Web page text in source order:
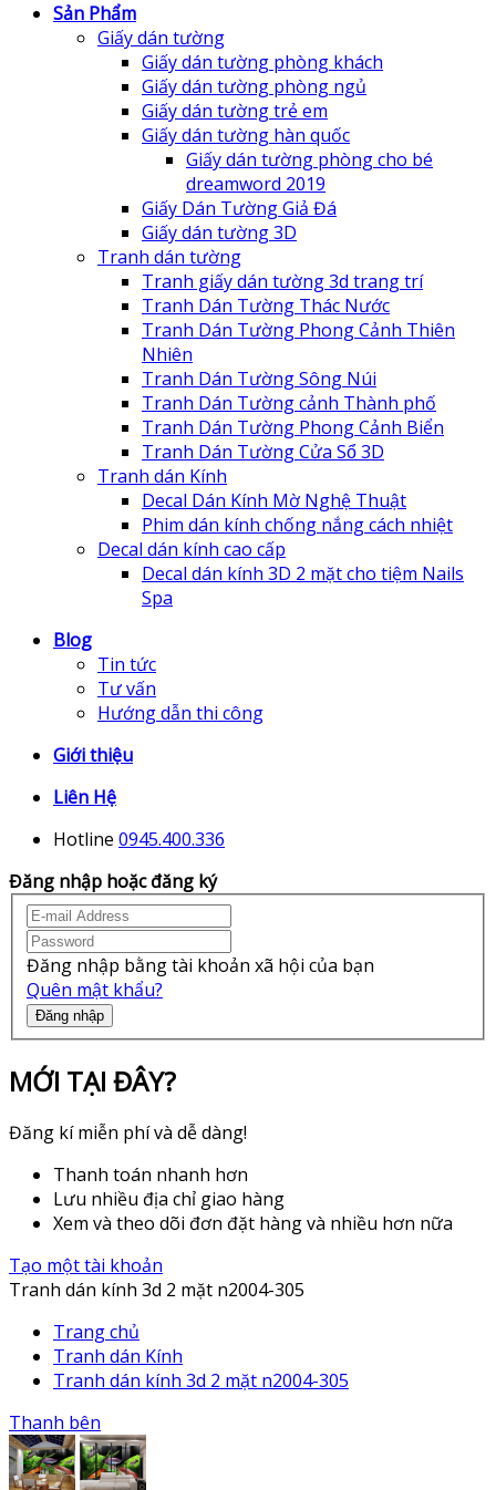
Sản Phẩm
Giấy dán tường
Giấy dán tường phòng khách
Giấy dán tường phòng ngủ
Giấy dán tường trẻ em
Giấy dán tường hàn quốc
Giấy dán tường phòng cho bé
dreamword 2019
Giấy Dán Tường Giả Đá
Giấy dán tường 3D
Tranh dán tường
Tranh giấy dán tường 3d trang trí
Tranh Dán Tường Thác Nước
Tranh Dán Tường Phong Cảnh Thiên
Nhiên
Tranh Dán Tường Sông Núi
Tranh Dán Tường cảnh Thành phố
Tranh Dán Tường Phong Cảnh Biển
Tranh Dán Tường Cửa Sổ 3D
Tranh dán Kính
Decal Dán Kính Mờ Nghệ Thuật
Phim dán kính chống nắng cách nhiệt
Decal dán kính cao cấp
Decal dán kính 3D 2 mặt cho tiệm Nails
Spa
Blog
Tin tức
Tư vấn
Hướng dẫn thi công
Giới thiệu
Liên Hệ
Hotline 0945.400.336
Đăng nhập hoặc đăng ký
Đăng nhập bằng tài khoản xã hội của bạn
Quên mật khẩu?
Đăng nhập
MỚI TẠI ĐÂY?
Đăng kí miễn phí và dễ dàng!
Thanh toán nhanh hơn
Lưu nhiều địa chỉ giao hàng
Xem và theo dõi đơn đặt hàng và nhiều hơn nữa
Tạo một tài khoản
Tranh dán kính 3d 2 mặt n2004-305
Trang chủ
Tranh dán Kính
Tranh dán kính 3d 2 mặt n2004-305
Thanh bên